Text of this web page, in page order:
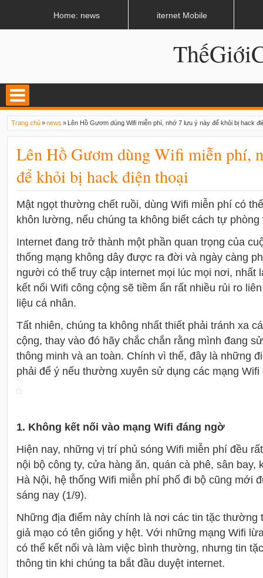
Trang chủ»news » Lên Hồ Gươm dùng Wifi miễn phí, nhớ 7 lưu ý này để khỏi bị hack
Lên Hồ Gươm dùng Wifi miễn phí,
để khỏi bị hack điện thoại
Mật ngọt thường chết ruồi, dùng Wifi miễn phí có
khôn lường, nếu chúng ta không biết cách tự phòng
Internet đang trở thành một phần quan trọng của
thống mạng không dây được ra đời và ngày càng
người có thể truy cập internet mọi lúc mọi nơi, nhất
kết nối Wifi công cộng sẽ tiềm ẩn rất nhiều rủi ro
liệu cá nhân.
Tất nhiên, chúng ta không nhất thiết phải tránh xa
cộng, thay vào đó hãy chắc chắn rằng mình đang
thông minh và an toàn. Chính vì thế, đây là những
phải để ý nếu thường xuyên sử dụng các mạng Wifi
1. Không kết nối vào mạng Wifi đáng ngờ
Hiện nay, những vị trí phủ sóng Wifi miễn phí đều
nội bộ công ty, cửa hàng ăn, quán cà phê, sân bay,
Hà Nội, hệ thống Wifi miễn phí phố đi bộ cũng mới
sáng nay (1/9).
Những địa điểm này chính là nơi các tin tặc thường
giả mạo có tên giống y hệt. Với những mạng Wifi
có thể kết nối và làm việc bình thường, nhưng tin
thông tin khi chúng ta bắt đầu duyệt internet.
Home: news iternet Mobile